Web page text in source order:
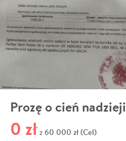
Prozę o cień nadzieji
0 zł z 60 000 zł (Cel)